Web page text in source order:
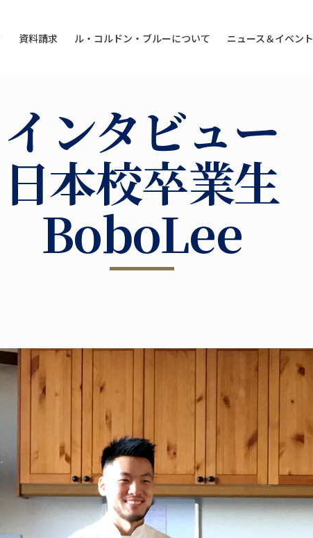
資料請求 ル・コルドン・ブルーについて ニュース＆イベント
インタビュー
日本校卒業生
BoboLee